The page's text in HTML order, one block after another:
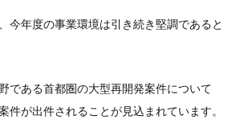
今年度の事業環境は引き続き堅調であると
である首都圏の大型再開発案件について
件が出件されることが見込まれています。